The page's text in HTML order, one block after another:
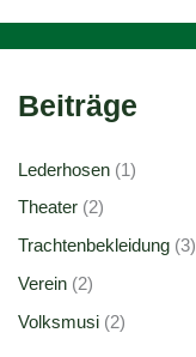
Beiträge
Lederhosen(1)
Theater(2)
Trachtenbekleidung(3)
Verein(2)
Volksmusi(2)